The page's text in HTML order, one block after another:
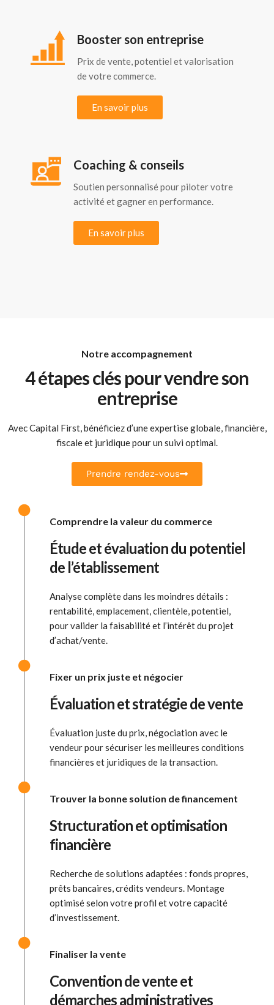
Booster son entreprise
Prix de vente, potentiel et valorisation
de votre commerce.
En savoir plus
Coaching & conseils
Soutien personnalisé pour piloter votre
activité et gagner en performance.
En savoir plus
Notre accompagnement
4 étapes clés pour vendre son
entreprise
Avec Capital First, bénéficiez d’une expertise globale, financière,
fiscale et juridique pour un suivi optimal.
Prendre rendez-vous
Comprendre la valeur du commerce
Étude et évaluation du potentiel
de l’établissement
Analyse complète dans les moindres détails :
rentabilité, emplacement, clientèle, potentiel,
pour valider la faisabilité et l’intérêt du projet
d’achat/vente.
Fixer un prix juste et négocier
Évaluation et stratégie de vente
Évaluation juste du prix, négociation avec le
vendeur pour sécuriser les meilleures conditions
financières et juridiques de la transaction.
Trouver la bonne solution de financement
Structuration et optimisation
financière
Recherche de solutions adaptées : fonds propres,
prêts bancaires, crédits vendeurs. Montage
optimisé selon votre profil et votre capacité
d’investissement.
Finaliser la vente
Convention de vente et
démarches administratives